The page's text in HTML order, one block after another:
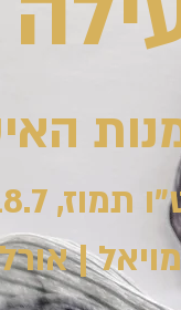
תמוז, 18.7
|